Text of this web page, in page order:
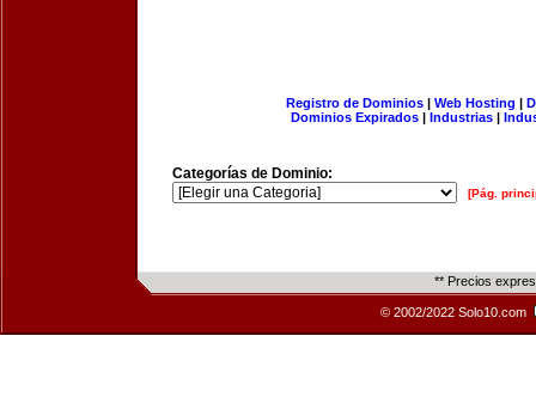
Registro de Dominios| Web Hosting |
Dominios Expirados | Industrias |
Categorías de Dominio:
[Pág.
** Precios
© 2002/2022 Solo10.com